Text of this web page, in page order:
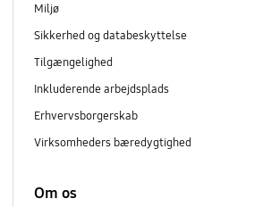
Miljø
Sikkerhed og databeskyttelse
Tilgængelighed
Inkluderende arbejdsplads
Erhvervsborgerskab
Virksomheders bæredygtighed
Om os